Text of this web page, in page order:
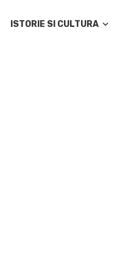
ISTORIE SI CULTURA